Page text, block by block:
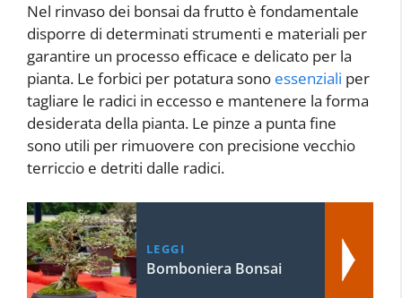
Nel rinvaso dei bonsai da frutto è fondamentale
disporre di determinati strumenti e materiali per
garantire un processo efficace e delicato per la
pianta. Le forbici per potatura sono essenziali per
tagliare le radici in eccesso e mantenere la forma
desiderata della pianta. Le pinze a punta fine
sono utili per rimuovere con precisione vecchio
terriccio e detriti dalle radici.
LEGGI
Bomboniera Bonsai